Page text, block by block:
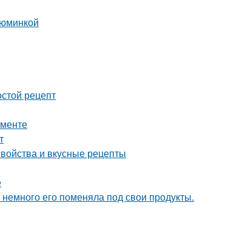
рецепт
и вкусные рецепты
его поменяла под свои продукты.